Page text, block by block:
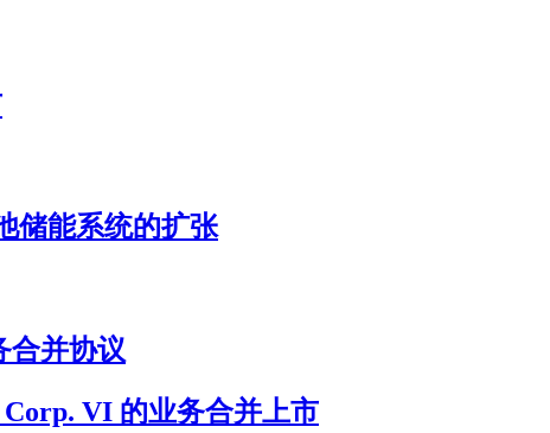
储能系统的扩张
合并协议
VI 的业务合并上市